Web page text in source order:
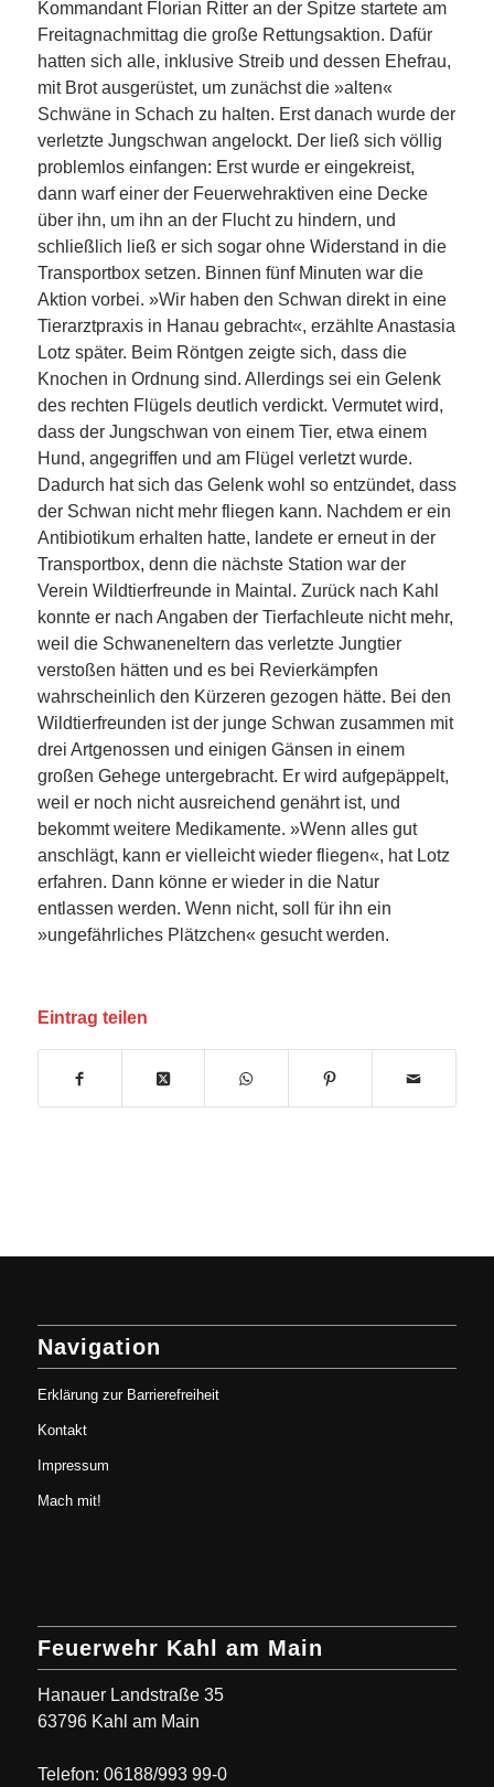
Kommandant Florian Ritter an der Spitze startete am
Freitagnachmittag die große Rettungsaktion. Dafür
hatten sich alle, inklusive Streib und dessen Ehefrau,
mit Brot ausgerüstet, um zunächst die »alten«
Schwäne in Schach zu halten. Erst danach wurde der
verletzte Jungschwan angelockt. Der ließ sich völlig
problemlos einfangen: Erst wurde er eingekreist,
dann warf einer der Feuerwehraktiven eine Decke
über ihn, um ihn an der Flucht zu hindern, und
schließlich ließ er sich sogar ohne Widerstand in die
Transportbox setzen. Binnen fünf Minuten war die
Aktion vorbei. »Wir haben den Schwan direkt in eine
Tierarztpraxis in Hanau gebracht«, erzählte Anastasia
Lotz später. Beim Röntgen zeigte sich, dass die
Knochen in Ordnung sind. Allerdings sei ein Gelenk
des rechten Flügels deutlich verdickt. Vermutet wird,
dass der Jungschwan von einem Tier, etwa einem
Hund, angegriffen und am Flügel verletzt wurde.
Dadurch hat sich das Gelenk wohl so entzündet, dass
der Schwan nicht mehr fliegen kann. Nachdem er ein
Antibiotikum erhalten hatte, landete er erneut in der
Transportbox, denn die nächste Station war der
Verein Wildtierfreunde in Maintal. Zurück nach Kahl
konnte er nach Angaben der Tierfachleute nicht mehr,
weil die Schwaneneltern das verletzte Jungtier
verstoßen hätten und es bei Revierkämpfen
wahrscheinlich den Kürzeren gezogen hätte. Bei den
Wildtierfreunden ist der junge Schwan zusammen mit
drei Artgenossen und einigen Gänsen in einem
großen Gehege untergebracht. Er wird aufgepäppelt,
weil er noch nicht ausreichend genährt ist, und
bekommt weitere Medikamente. »Wenn alles gut
anschlägt, kann er vielleicht wieder fliegen«, hat Lotz
erfahren. Dann könne er wieder in die Natur
entlassen werden. Wenn nicht, soll für ihn ein
»ungefährliches Plätzchen« gesucht werden.
Eintrag teilen
Navigation
Erklärung zur Barrierefreiheit
Kontakt
Impressum
Mach mit!
Feuerwehr Kahl am Main
Hanauer Landstraße 35
63796 Kahl am Main
Telefon: 06188/993 99-0